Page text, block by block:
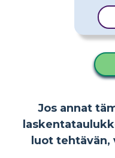
Jos annat
luot